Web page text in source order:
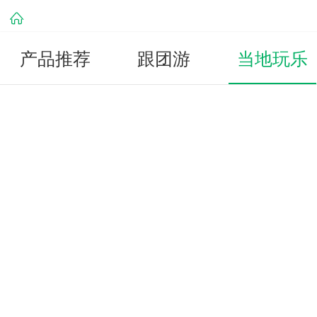
产品推荐 跟团游 当地玩乐